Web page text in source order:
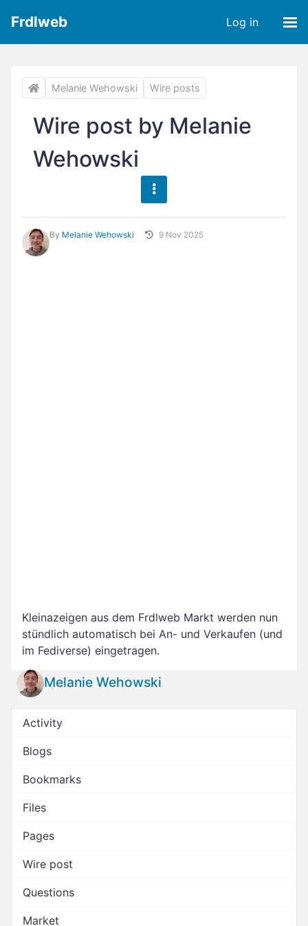
Frdlweb Log in
Melanie Wehowski Wire posts
Wire post by Melanie
Wehowski
By Melanie Wehowski 9 Nov 2025
Kleinazeigen aus dem Frdlweb Markt werden nun
stündlich automatisch bei An- und Verkaufen (und
im Fediverse) eingetragen.
Melanie Wehowski
Activity
Blogs
Bookmarks
Files
Pages
Wire post
Questions
Market